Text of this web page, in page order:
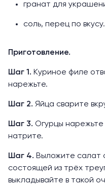
гранат для
соль, перец по вкусу.
Приготовление.
Шаг 1. Куриное филе
нарежьте.
Шаг 2. Яйца сварите
Шаг 3. Огурцы нарежьте
натрите.
Шаг 4. Выложите салат
состоящей из трёх
выкладывайте в такой